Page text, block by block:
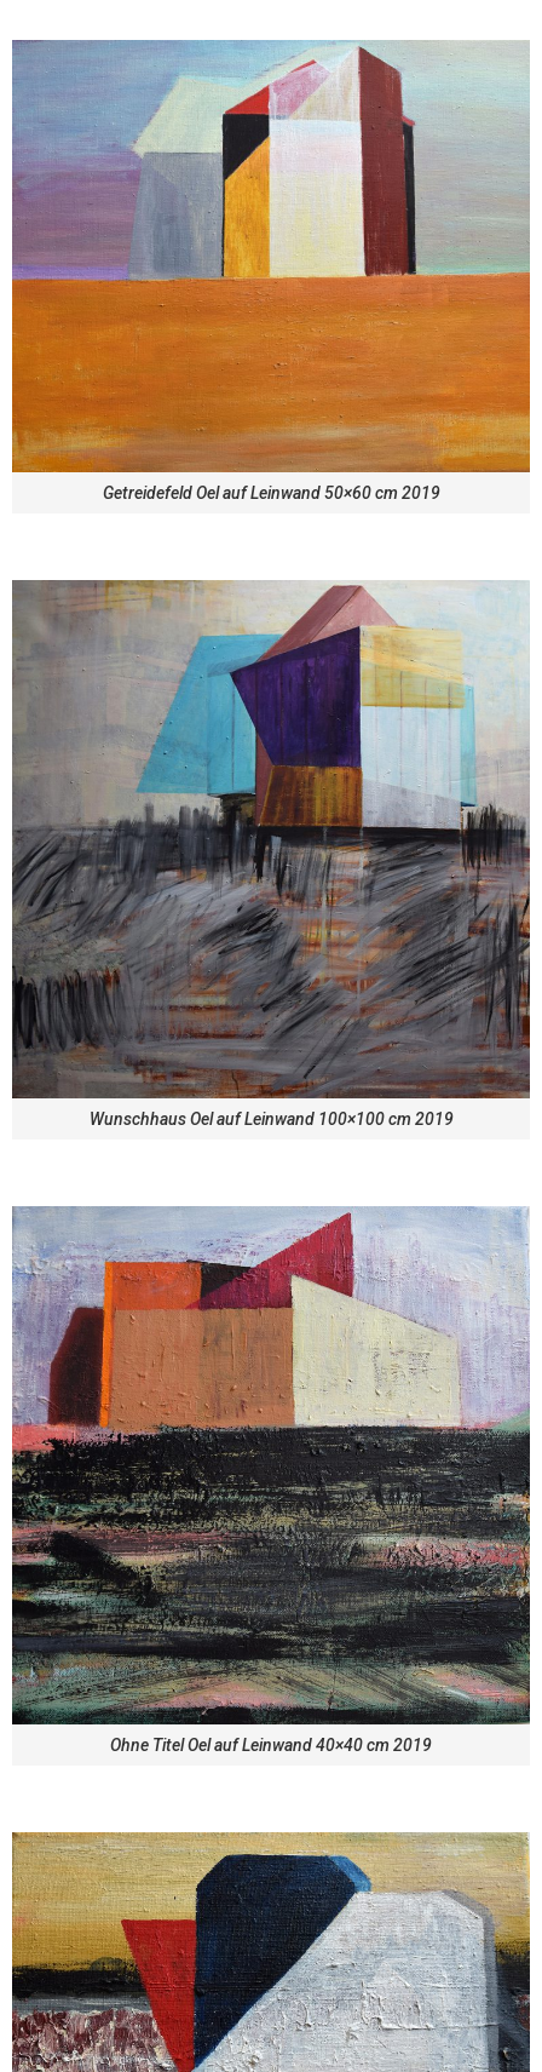
Getreidefeld Oel auf Leinwand 50×60 cm 2019
Wunschhaus Oel auf Leinwand 100×100 cm 2019
Ohne Titel Oel auf Leinwand 40×40 cm 2019